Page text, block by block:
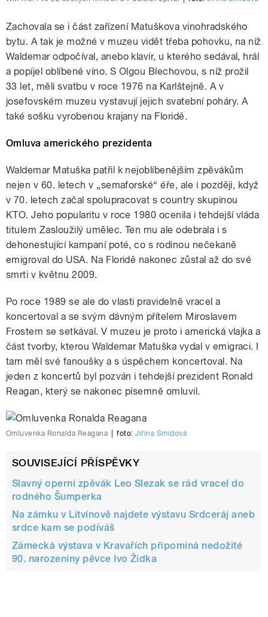
Zachovala se i část zařízení Matuškova vinohradského
bytu. A tak je možné v muzeu vidět třeba pohovku, na níž
Waldemar odpočíval, anebo klavír, u kterého sedával, hrál
a popíjel oblíbené víno. S Olgou Blechovou, s níž prožil
33 let, měli svatbu v roce 1976 na Karlštejně. A v
josefovském muzeu vystavují jejich svatební poháry. A
také sošku vyrobenou krajany na Floridě.
Omluva amerického prezidenta
Waldemar Matuška patřil k nejoblíbenějším zpěvákům
nejen v 60. letech v „semaforské“ éře, ale i později, když
v 70. letech začal spolupracovat s country skupinou
KTO. Jeho popularitu v roce 1980 ocenila i tehdejší vláda
titulem Zasloužilý umělec. Ten mu ale odebrala i s
dehonestující kampaní poté, co s rodinou nečekaně
emigroval do USA. Na Floridě nakonec zůstal až do své
smrti v květnu 2009.
Po roce 1989 se ale do vlasti pravidelně vracel a
koncertoval a se svým dávným přítelem Miroslavem
Frostem se setkával. V muzeu je proto i americká vlajka a
část tvorby, kterou Waldemar Matuška vydal v emigraci. I
tam měl své fanoušky a s úspěchem koncertoval. Na
jeden z koncertů byl pozván i tehdejší prezident Ronald
Reagan, který se nakonec písemně omluvil.
Omluvenka Ronalda Reagana foto:Jiřina Šmídová
SOUVISEJÍCÍ PŘÍSPĚVKY
Slavný operní zpěvák Leo Slezak se rád vracel do
rodného Šumperka
Na zámku v Litvínově najdete výstavu Srdceráj aneb
srdce kam se podíváš
Zámecká výstava v Kravařích připomíná nedožité
90. narozeniny pěvce Ivo Žídka